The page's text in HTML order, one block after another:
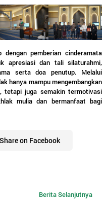
pemberian cinderamata
apresiasi dan tali silaturahmi,
serta doa penutup. Melalui
hanya mampu mengembangkan
tetapi juga semakin termotivasi
mulia dan bermanfaat bagi
Share on Facebook
Berita Selanjutnya